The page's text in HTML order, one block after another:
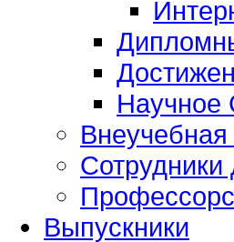
Научное
Внеучебная
Сотрудники
Выпускники